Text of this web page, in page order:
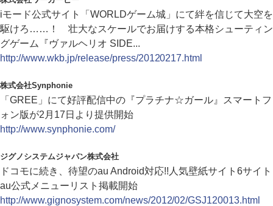
iモード公式サイト「WORLDゲーム城」にて絆を信じて大空を
駆けろ……！ 壮大なスケールでお届けする本格シューティン
グゲーム『ヴァルヘリオ SIDE...
http://www.wkb.jp/release/press/20120217.html
株式会社Synphonie
「GREE」にて好評配信中の『プラチナ☆ガール』スマートフ
ォン版が2月17日より提供開始
http://www.synphonie.com/
ジグノシステムジャパン株式会社
ドコモに続き、待望のau Android対応!!人気壁紙サイト6サイト
au公式メニューリスト掲載開始
http://www.gignosystem.com/news/2012/02/GSJ120013.html